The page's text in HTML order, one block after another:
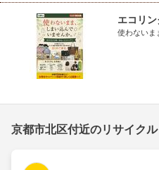
エコリ
使わないま
京都市北区付近のリサイクル